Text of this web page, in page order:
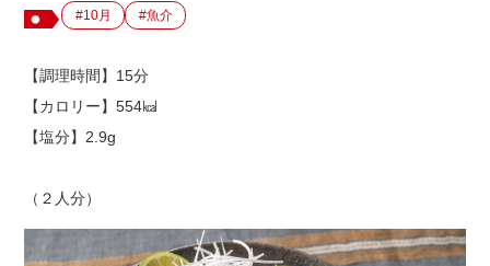
レシピ集
出店用地募集
#10月 #魚介
【調理時間】15分
【カロリー】554㎉
【塩分】2.9g
（２人分）